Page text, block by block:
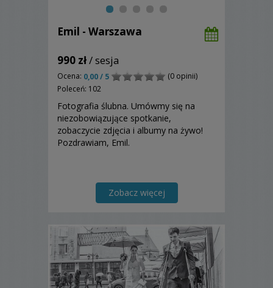
Emil - Warszawa
990 zł/ sesja
Ocena: 0,00 / 5
(0 opinii)
Poleceń: 102
Fotografia ślubna. Umówmy się na
niezobowiązujące spotkanie,
zobaczycie zdjęcia i albumy na żywo!
Pozdrawiam, Emil.
Zobacz więcej